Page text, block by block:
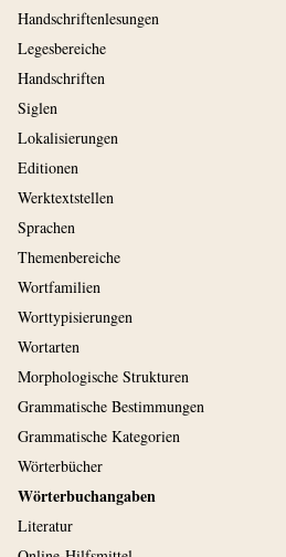
Handschriftenlesungen
Legesbereiche
Handschriften
Siglen
Lokalisierungen
Editionen
Werktextstellen
Sprachen
Themenbereiche
Wortfamilien
Worttypisierungen
Wortarten
Morphologische Strukturen
Grammatische Bestimmungen
Grammatische Kategorien
Wörterbücher
Wörterbuchangaben
Literatur